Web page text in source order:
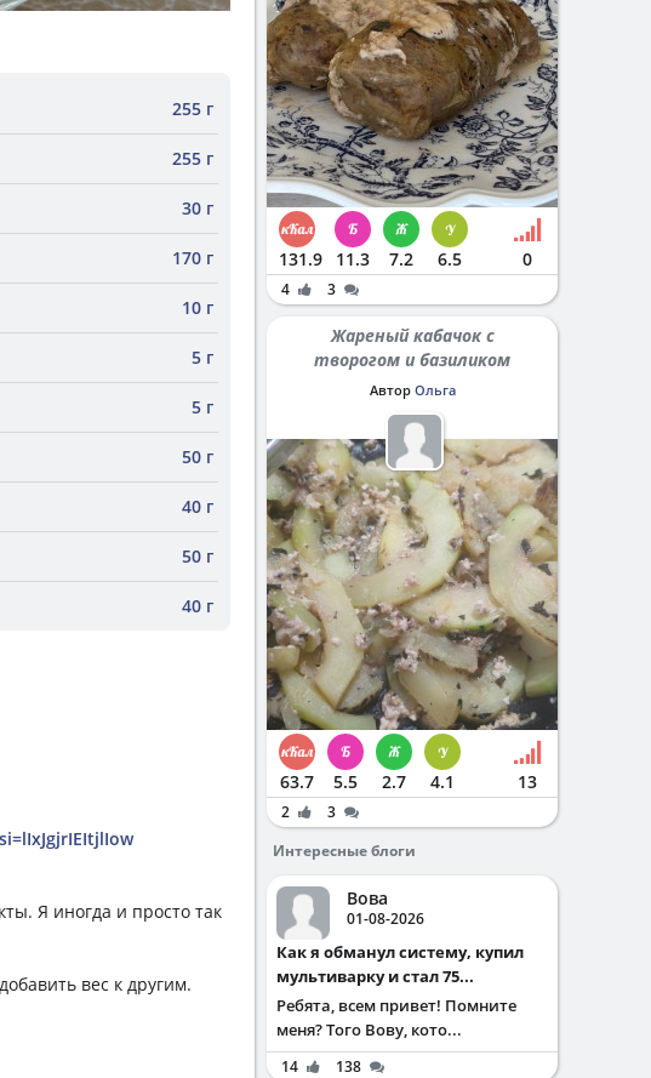
255 г
255 г
30 г
170 г
10 г
5 г
5 г
50 г
40 г
50 г
40 г
Я иногда и просто так
вес к другим.
131.9 11.3 7.2 6.5 0
4 3
Жареный кабачок с
творогом и базиликом
Автор Ольга
63.7 5.5 2.7 4.1 13
2
3
Интересные блоги
Вова
01-08-2026
Как я обманул систему, купил
мультиварку и стал 75...
Ребята, всем привет! Помните
меня? Того Вову, кото...
14 138